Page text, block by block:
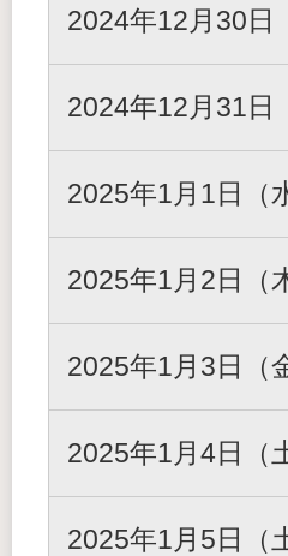
2024年12月30日
2024年12月31日
2025年1月1日（
2025年1月2日（
2025年1月3日（
2025年1月4日（
2025年1月5日（